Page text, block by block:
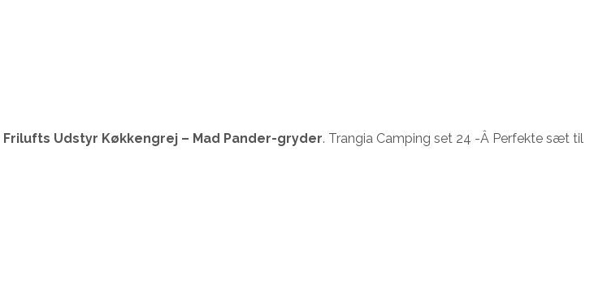
Frilufts Udstyr Køkkengrej – Mad Pander-gryder. Trangia Camping set 24 -Â Perfekte sæt til